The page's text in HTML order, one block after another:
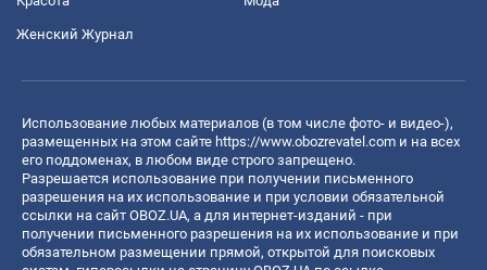
Женский Журнал
Использование любых материалов (в том числе фото- и видео-),
размещенных на этом сайте https://www.obozrevatel.com и на всех
его поддоменах, в любом виде строго запрещено.
Разрешается использование при получении письменного
разрешения на их использование и при условии обязательной
ссылки на сайт OBOZ.UA, а для интернет-изданий - при
получении письменного разрешения на их использование и при
обязательном размещении прямой, открытой для поисковых